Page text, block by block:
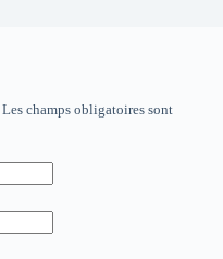
Les champs obligatoires sont